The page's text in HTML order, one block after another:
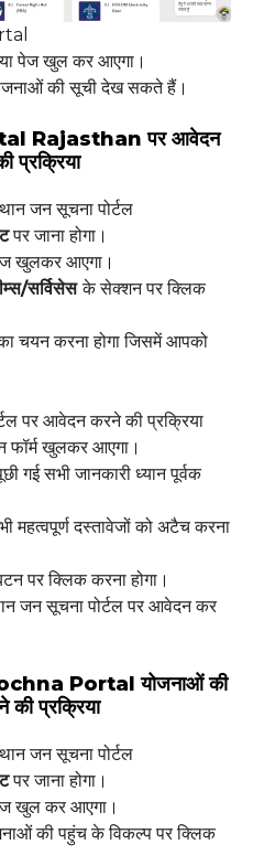
पेज खुल कर आएगा।
की सूची देख सकते हैं।
Rajasthan पर आवेदन
प्रक्रिया
जन सूचना पोर्टल
पर जाना होगा।
खुलकर आएगा।
सर्विसेसके सेक्शन पर क्लिक
चयन करना होगा जिसमें आपको
खुलकर आएगा।
गई सभी जानकारी ध्यान पूर्वक
महत्वपूर्ण दस्तावेजों को अटैच करना
पर क्लिक करना होगा।
जन सूचना पोर्टल पर आवेदन कर
Portal योजनाओं की
प्रक्रिया
जन सूचना पोर्टल
पर जाना होगा।
खुल कर आएगा।
की पहुंच के विकल्प पर क्लिक